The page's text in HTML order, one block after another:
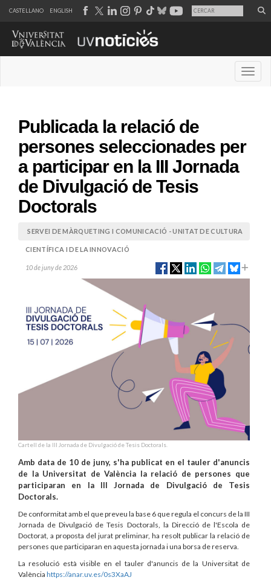
CASTELLANO ENGLISH
Publicada la relació de
persones seleccionades per
a participar en la III Jornada
de Divulgació de Tesis
Doctorals
SERVEI DE MÀRQUETING I COMUNICACIÓ - UNITAT DE CULTURA
CIENTÍFICA I DE LA INNOVACIÓ
10 de juny de 2026
Cartell de la III Jornada de Divulgació de Tesis Doctorals.
Amb data de 10 de juny, s'ha publicat en el tauler d'anuncis
de la Universitat de València la relació de persones que
participaran en la III Jornada de Divulgació de Tesis
Doctorals.
De conformitat amb el que preveu la base 6 que regula el concurs de la III
Jornada de Divulgació de Tesis Doctorals, la Direcció de l'Escola de
Doctorat, a proposta del jurat preliminar, ha resolt publicar la relació de
persones que participaran en aquesta jornada i una borsa de reserva.
La resolució està visible en el tauler d'anuncis de la Universitat de
València https://anar.uv.es/0s3XaAJ